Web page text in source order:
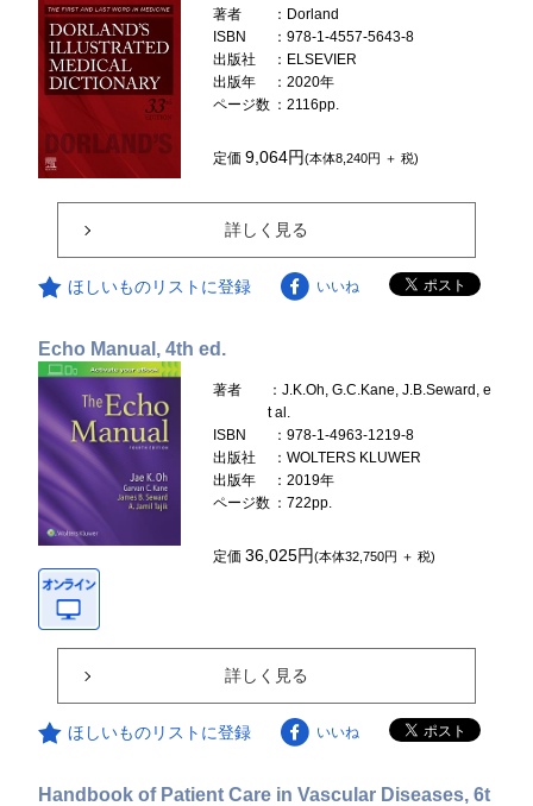
著者
：Dorland
ISBN
：978-1-4557-5643-8
出版社
：ELSEVIER
出版年
：2020年
ページ数 ：2116pp.
定価9,064円(本体8,240円 ＋ 税)
詳しく見る
ほしいものリストに登録 いいね
Echo Manual, 4th ed.
著者
：J.K.Oh, G.C.Kane, J.B.Seward, e
t al.
ISBN
：978-1-4963-1219-8
出版社
：WOLTERS KLUWER
出版年
：2019年
ページ数 ：722pp.
定価36,025円(本体32,750円 ＋ 税)
詳しく見る
ほしいものリストに登録 いいね
Handbook of Patient Care in Vascular Diseases, 6t